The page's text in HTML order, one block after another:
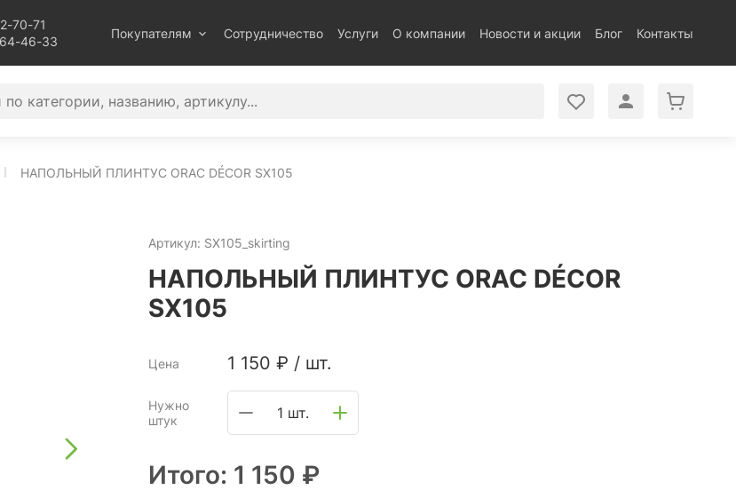
70-71
46-33
Покупателям Сотрудничество Услуги О компании Новости и акции Блог Контакты
НАПОЛЬНЫЙ ПЛИНТУС ORAC DÉCOR SX105
Артикул: SX105_skirting
НАПОЛЬНЫЙ ПЛИНТУС ORAC DÉCOR
SX105
Цена 1 150 ₽ / шт.
Нужно
штук
1 шт.
Итого: 1 150 ₽